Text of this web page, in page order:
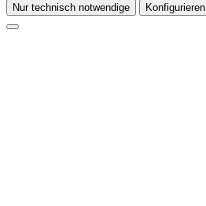
Nur technisch notwendige Konfigurieren